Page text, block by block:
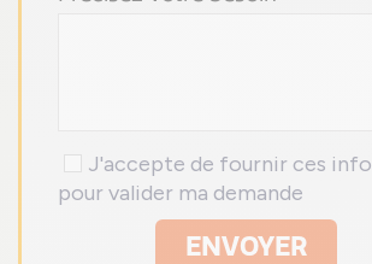
J'accepte de fournir ces
pour valider ma demande
ENVOYER